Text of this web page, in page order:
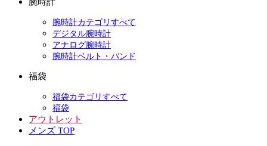
腕時計カテゴリすべて
デジタル腕時計
アナログ腕時計
腕時計ベルト・バンド
福袋
福袋カテゴリすべて
福袋
アウトレット
メンズ TOP